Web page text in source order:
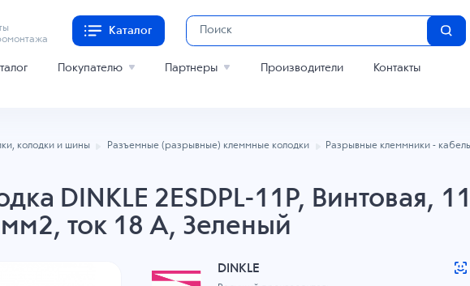
Каталог
Покупателю Партнеры Производители Контакты
колодки и шины Разъемные (разрывные) клеммные колодки Разрывные клеммники - кабель
DINKLE 2ESDPL-11P, Винтовая,
ток 18 A, Зеленый
DINKLE